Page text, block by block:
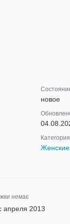
новое
Категория
немає
апреля 2013